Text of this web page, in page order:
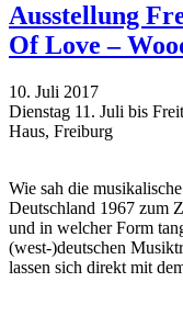
Ausstellung
Of Love –
10. Juli 2017
Dienstag 11. Juli bis
Haus, Freiburg
Wie sah die
Deutschland 1967 zum
und in welcher Form
(west-)deutschen
lassen sich direkt mit